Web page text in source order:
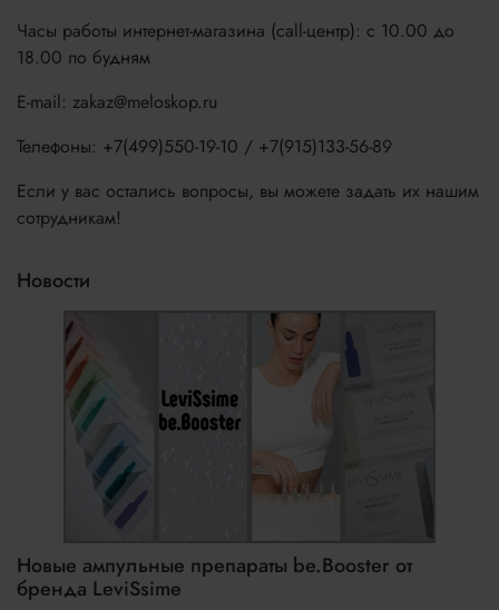
Часы работы интернет-магазина (call-центр): с 10.00 до
18.00 по будням
E-mail: zakaz@meloskop.ru
Телефоны: +7(499)550-19-10 / +7(915)133-56-89
Если у вас остались вопросы, вы можете задать их нашим
сотрудникам!
Новости
Новые ампульные препараты be.Booster от
бренда LeviSsime